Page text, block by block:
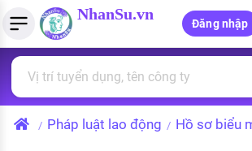
NhanSu.vn
Đăng nhập
Tìm việc làm
Việc làm ngành luật
Quản lý CV
Tải CV lên
Tính lương Gross - Net
Tính thuế thu nhập cá nhân
PHÁP LUẬT VIỆT NAM
Văn bản pháp luật
/ Pháp luật lao động / Hồ sơ biểu